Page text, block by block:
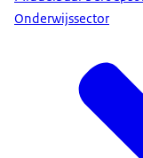
Heeft u via
maar
voor u om
Ingrado
Onderwijssector